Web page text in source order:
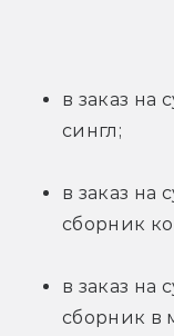
в заказ на
сингл;
в заказ на
сборник
в заказ на
сборник в